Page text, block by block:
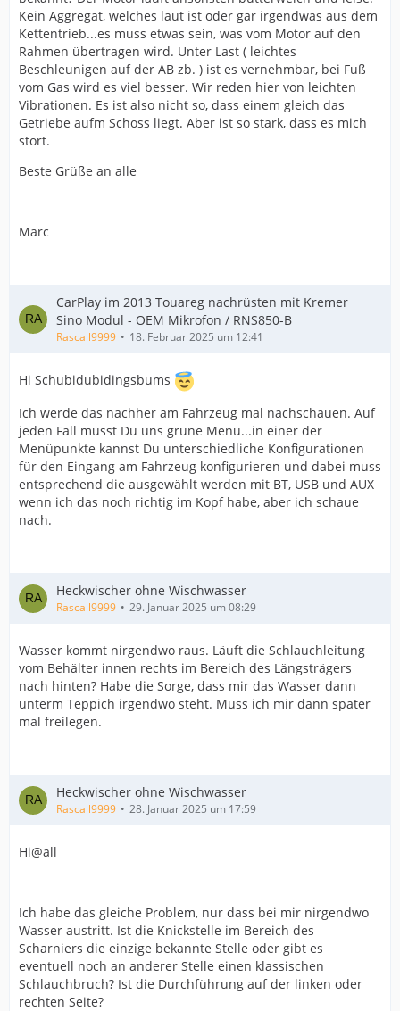
Kein Aggregat, welches laut ist oder gar irgendwas aus dem
Kettentrieb...es muss etwas sein, was vom Motor auf den
Rahmen übertragen wird. Unter Last ( leichtes
Beschleunigen auf der AB zb. ) ist es vernehmbar, bei Fuß
vom Gas wird es viel besser. Wir reden hier von leichten
Vibrationen. Es ist also nicht so, dass einem gleich das
Getriebe aufm Schoss liegt. Aber ist so stark, dass es mich
stört.
Beste Grüße an alle
Marc
CarPlay im 2013 Touareg nachrüsten mit Kremer
Sino Modul - OEM Mikrofon / RNS850-B
Rascall9999 18. Februar 2025 um 12:41
Hi Schubidubidingsbums
Ich werde das nachher am Fahrzeug mal nachschauen. Auf
jeden Fall musst Du uns grüne Menü...in einer der
Menüpunkte kannst Du unterschiedliche Konfigurationen
für den Eingang am Fahrzeug konfigurieren und dabei muss
entsprechend die ausgewählt werden mit BT, USB und AUX
wenn ich das noch richtig im Kopf habe, aber ich schaue
nach.
Heckwischer ohne Wischwasser
Rascall9999 29. Januar 2025 um 08:29
Wasser kommt nirgendwo raus. Läuft die Schlauchleitung
vom Behälter innen rechts im Bereich des Längsträgers
nach hinten? Habe die Sorge, dass mir das Wasser dann
unterm Teppich irgendwo steht. Muss ich mir dann später
mal freilegen.
Heckwischer ohne Wischwasser
Rascall9999 28. Januar 2025 um 17:59
Hi@all
Ich habe das gleiche Problem, nur dass bei mir nirgendwo
Wasser austritt. Ist die Knickstelle im Bereich des
Scharniers die einzige bekannte Stelle oder gibt es
eventuell noch an anderer Stelle einen klassischen
Schlauchbruch? Ist die Durchführung auf der linken oder
rechten Seite?